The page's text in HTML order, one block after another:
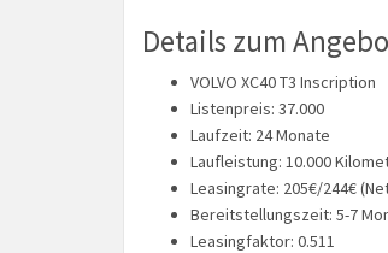
Details zum
VOLVO XC40 T3 Inscription
Listenpreis: 37.000
Laufzeit: 24 Monate
Laufleistung: 10.000
Leasingrate: 205€/244€
Bereitstellungszeit: 5-7
Leasingfaktor: 0.511